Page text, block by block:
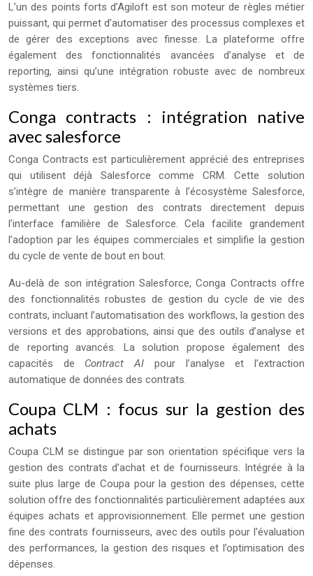
L’un des points forts d’Agiloft est son moteur de règles métier
puissant, qui permet d’automatiser des processus complexes et
de gérer des exceptions avec finesse. La plateforme offre
également des fonctionnalités avancées d’analyse et de
reporting, ainsi qu’une intégration robuste avec de nombreux
systèmes tiers.
Conga contracts : intégration native
avec salesforce
Conga Contracts est particulièrement apprécié des entreprises
qui utilisent déjà Salesforce comme CRM. Cette solution
s’intègre de manière transparente à l’écosystème Salesforce,
permettant une gestion des contrats directement depuis
l’interface familière de Salesforce. Cela facilite grandement
l’adoption par les équipes commerciales et simplifie la gestion
du cycle de vente de bout en bout.
Au-delà de son intégration Salesforce, Conga Contracts offre
des fonctionnalités robustes de gestion du cycle de vie des
contrats, incluant l’automatisation des workflows, la gestion des
versions et des approbations, ainsi que des outils d’analyse et
de reporting avancés. La solution propose également des
capacités de Contract AI pour l’analyse et l’extraction
automatique de données des contrats.
Coupa CLM : focus sur la gestion des
achats
Coupa CLM se distingue par son orientation spécifique vers la
gestion des contrats d’achat et de fournisseurs. Intégrée à la
suite plus large de Coupa pour la gestion des dépenses, cette
solution offre des fonctionnalités particulièrement adaptées aux
équipes achats et approvisionnement. Elle permet une gestion
fine des contrats fournisseurs, avec des outils pour l’évaluation
des performances, la gestion des risques et l’optimisation des
dépenses.